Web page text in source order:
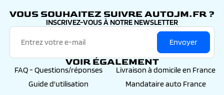
VOUS SOUHAITEZ SUIVRE AUTOJM.FR ?
INSCRIVEZ-VOUS À NOTRE NEWSLETTER
Envoyer
VOIR ÉGALEMENT
FAQ - Questions/réponses
Livraison à domicile en France
Guide d'utilisation
Mandataire auto France